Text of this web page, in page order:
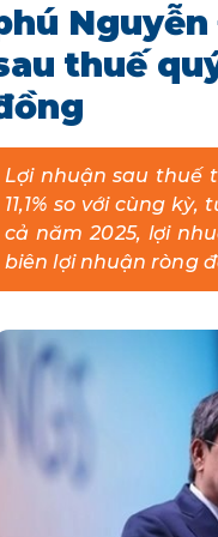
thuế
Lợi nhuận sau thuế
11,1% so với cùng
cả năm 2025, lợi
biên lợi nhuận ròng